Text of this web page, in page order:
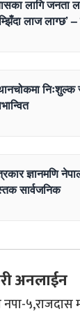
लागि जनता
लाज लाग्छ’
निःशुल्क
ज्ञानमणि
सार्वजनिक
अनलाईन
५,राजदास